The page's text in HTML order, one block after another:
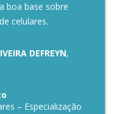
boa base sobre
celulares.
DEFREYN,
– Especialização